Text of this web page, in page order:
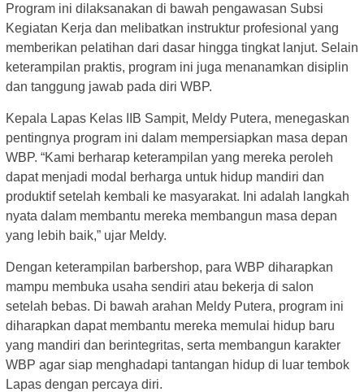
Program ini dilaksanakan di bawah pengawasan Subsi
Kegiatan Kerja dan melibatkan instruktur profesional yang
memberikan pelatihan dari dasar hingga tingkat lanjut. Selain
keterampilan praktis, program ini juga menanamkan disiplin
dan tanggung jawab pada diri WBP.
Kepala Lapas Kelas IIB Sampit, Meldy Putera, menegaskan
pentingnya program ini dalam mempersiapkan masa depan
WBP. “Kami berharap keterampilan yang mereka peroleh
dapat menjadi modal berharga untuk hidup mandiri dan
produktif setelah kembali ke masyarakat. Ini adalah langkah
nyata dalam membantu mereka membangun masa depan
yang lebih baik,” ujar Meldy.
Dengan keterampilan barbershop, para WBP diharapkan
mampu membuka usaha sendiri atau bekerja di salon
setelah bebas. Di bawah arahan Meldy Putera, program ini
diharapkan dapat membantu mereka memulai hidup baru
yang mandiri dan berintegritas, serta membangun karakter
WBP agar siap menghadapi tantangan hidup di luar tembok
Lapas dengan percaya diri.